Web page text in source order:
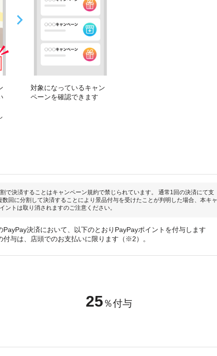
対象になっているキャン
ペーンを確認できます
で決済することはキャンペーン規約で禁じられています。 通常1回の決済にて支
回に分割して決済することにより景品付与を受けたことが判明した場合、本キャ
ントは取り消されますのご注意ください。
決済において、以下のとおりPayPayポイントを付与します
付与は、店頭でのお支払いに限ります（※2）。
25 ％付与